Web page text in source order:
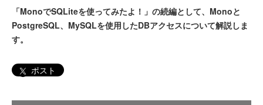
「MonoでSQLiteを使ってみたよ！」の続編として、Monoと
PostgreSQL、MySQLを使用したDBアクセスについて解説しま
す。
ポスト